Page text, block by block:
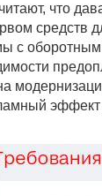
что
средств
с оборотным